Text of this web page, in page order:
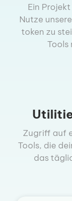
Ein
Nutze
token zu
Tools
Zugriff auf
Tools, die
das